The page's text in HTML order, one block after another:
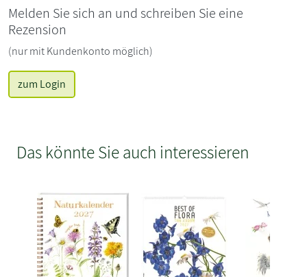
Melden Sie sich an und schreiben Sie eine
Rezension
(nur mit Kundenkonto möglich)
zum Login
Das könnte Sie auch interessieren